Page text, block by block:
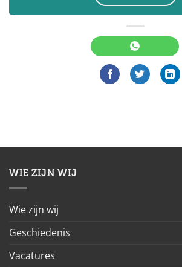
WIE ZIJN WIJ
Wie zijn wij
Geschiedenis
Vacatures